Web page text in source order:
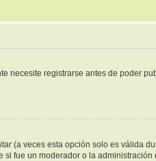
necesite registrarse antes de poder
(a veces esta opción solo es válida
fue un moderador o la administración